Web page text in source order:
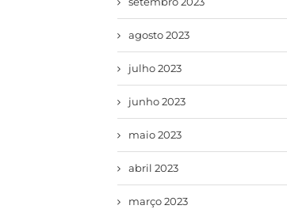
agosto 2023
julho 2023
junho 2023
maio 2023
abril 2023
março 2023